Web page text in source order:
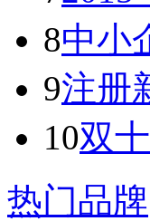
8中小
9注册
10双
热门品牌